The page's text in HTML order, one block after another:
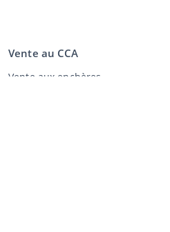
Vente au CCA
Vente aux enchères